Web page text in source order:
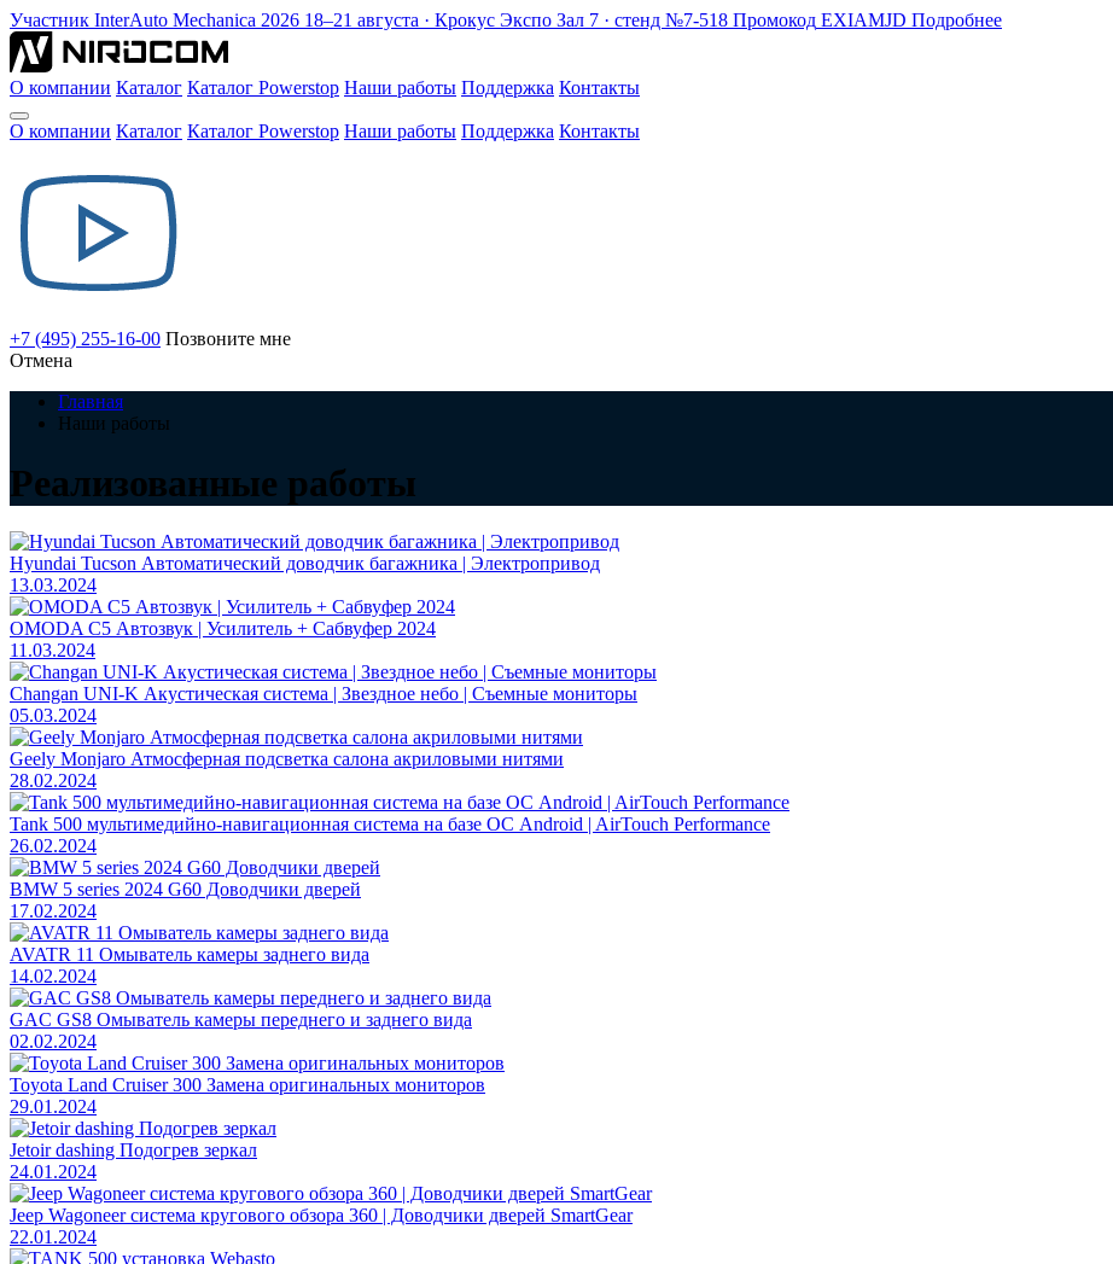
Участник InterAuto Mechanica 2026 18–21 августа · Крокус Экспо Зал 7 · стенд №7-518 Промокод EXIAMJD Подробнее
О компании Каталог Каталог Powerstop Наши работы Поддержка Контакты
О компании Каталог Каталог Powerstop Наши работы Поддержка Контакты
+7 (495) 255-16-00 Позвоните мне
Отмена
Главная
Наши работы
Реализованные работы
Hyundai Tucson Автоматический доводчик багажника | Электропривод
13.03.2024
OMODA C5 Автозвук | Усилитель + Сабвуфер 2024
11.03.2024
Changan UNI-K Акустическая система | Звездное небо | Съемные мониторы
05.03.2024
Geely Monjaro Атмосферная подсветка салона акриловыми нитями
28.02.2024
Tank 500 мультимедийно-навигационная система на базе ОС Android | AirTouch Performance
26.02.2024
BMW 5 series 2024 G60 Доводчики дверей
17.02.2024
AVATR 11 Омыватель камеры заднего вида
14.02.2024
GAC GS8 Омыватель камеры переднего и заднего вида
02.02.2024
Toyota Land Cruiser 300 Замена оригинальных мониторов
29.01.2024
Jetoir dashing Подогрев зеркал
24.01.2024
Jeep Wagoneer система кругового обзора 360 | Доводчики дверей SmartGear
22.01.2024